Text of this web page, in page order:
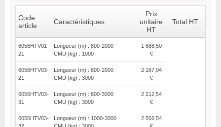
Code
article
Caractéristiques
Prix
unitaire
HT
Total HT
6056HTV01-
21
Longueur (m) : 800-2000
CMU (kg) : 1000
1 688,50
€
6056HTV03-
21
Longueur (m) : 800-2000
CMU (kg) : 3000
2 167,04
€
6056HTV03-
31
Longueur (m) : 800-3000
CMU (kg) : 3000
2 212,54
€
6056HTV03-
Longueur (m) : 1000-3000
2 566,54